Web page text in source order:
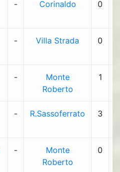
- Corinaldo 0
- Villa Strada 0
-
Monte
Roberto
1
- R.Sassoferrato 3
-
Monte
Roberto
0